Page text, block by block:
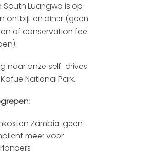
South Luangwa is op
ontbijt en diner (geen
of conservation fee
naar onze self-drives
National Park.
Zambia: geen
meer voor